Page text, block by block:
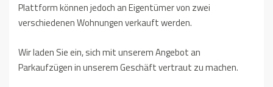
Plattform können jedoch an Eigentümer von zwei
verschiedenen Wohnungen verkauft werden.
Wir laden Sie ein, sich mit unserem Angebot an
Parkaufzügen in unserem Geschäft vertraut zu machen.